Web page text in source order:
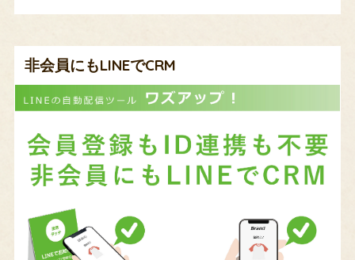
非会員にもLINEでCRM